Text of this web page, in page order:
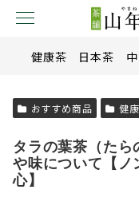
健康茶 日本茶
おすすめ商品 健
タラの葉茶（た
や味について【ノ
心】